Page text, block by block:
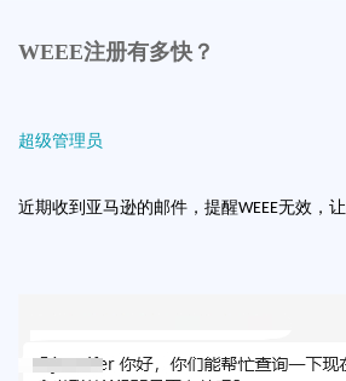
WEEE注册有多快？
超级管理员
近期收到亚马逊的邮件，提醒WEEE无效，让